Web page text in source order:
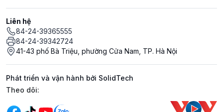
Liên hệ
84-24-39365555
84-24-39342724
41-43 phố Bà Triệu, phường Cửa Nam, TP. Hà Nội
Phát triển và vận hành bởi SolidTech
Mạng xã hội
Theo dõi: